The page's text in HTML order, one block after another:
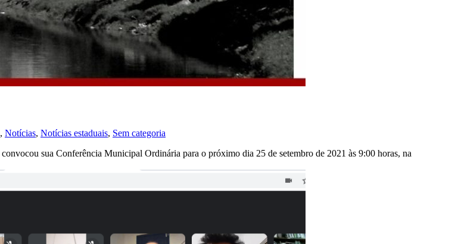
, Notícias, Notícias estaduais, Sem categoria
sua Conferência Municipal Ordinária para o próximo dia 25 de setembro de 2021 às 9:00 horas, na